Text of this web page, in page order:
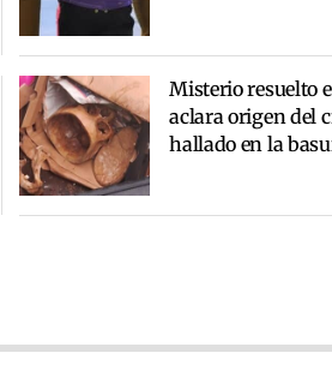
Misterio resuelto
aclara origen del
hallado en la